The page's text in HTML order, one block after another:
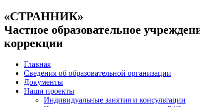
«СТРАННИК»
Частное образовательное
коррекции
Главная
Сведения об образовательной организации
Документы
Наши проекты
Индивидуальные занятия и консультации